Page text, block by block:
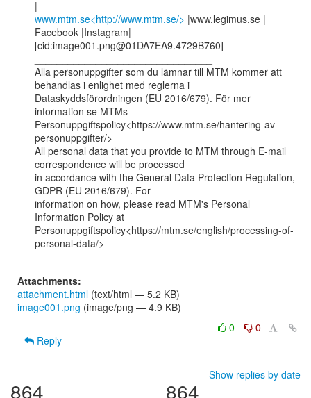
www.mtm.se<http://www.mtm.se/> |www.legimus.se |
Facebook |Instagram|
[cid:image001.png@01DA7EA9.4729B760]
Alla personuppgifter som du lämnar till MTM kommer att
behandlas i enlighet med reglerna i
Dataskyddsförordningen (EU 2016/679). För mer
information se MTMs
Personuppgiftspolicy<https://www.mtm.se/hantering-av-
personuppgifter/>
All personal data that you provide to MTM through E-mail
correspondence will be processed
in accordance with the General Data Protection Regulation,
GDPR (EU 2016/679). For
information on how, please read MTM's Personal
Information Policy at
Personuppgiftspolicy<https://mtm.se/english/processing-of-
personal-data/>
Attachments:
attachment.html (text/html — 5.2 KB)
image001.png (image/png — 4.9 KB)
0
0
Reply
Show replies by date
864 864